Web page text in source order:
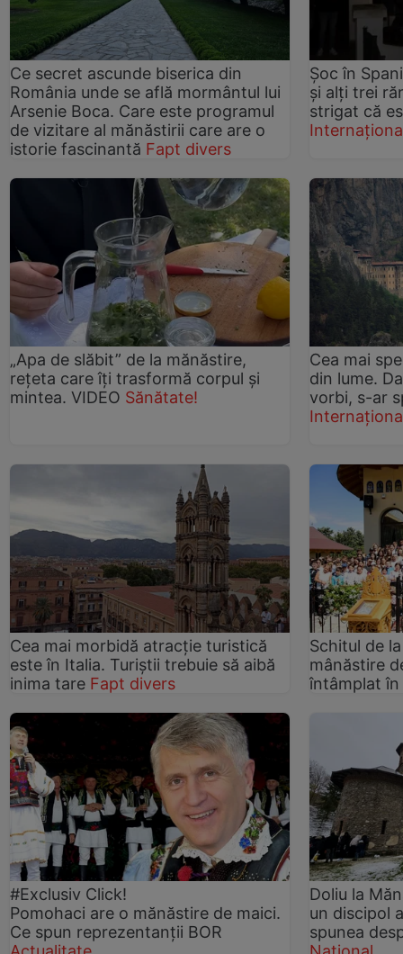
Ce secret ascunde biserica din
România unde se află mormântul lui
Arsenie Boca. Care este programul
de vizitare al mănăstirii care are o
istorie fascinantă Fapt divers
Șoc în
și alți trei
strigat că
„Apa de slăbit” de la mănăstire,
rețeta care îți trasformă corpul și
mintea. VIDEO Sănătate!
Cea mai
din lume.
vorbi, s-ar
Cea mai morbidă atracție turistică
este în Italia. Turiștii trebuie să aibă
inima tare Fapt divers
Schitul de
mânăstire
întâmplat
#Exclusiv Click!
Pomohaci are o mănăstire de maici.
Ce spun reprezentanții BOR
Doliu la
un discipol
spunea